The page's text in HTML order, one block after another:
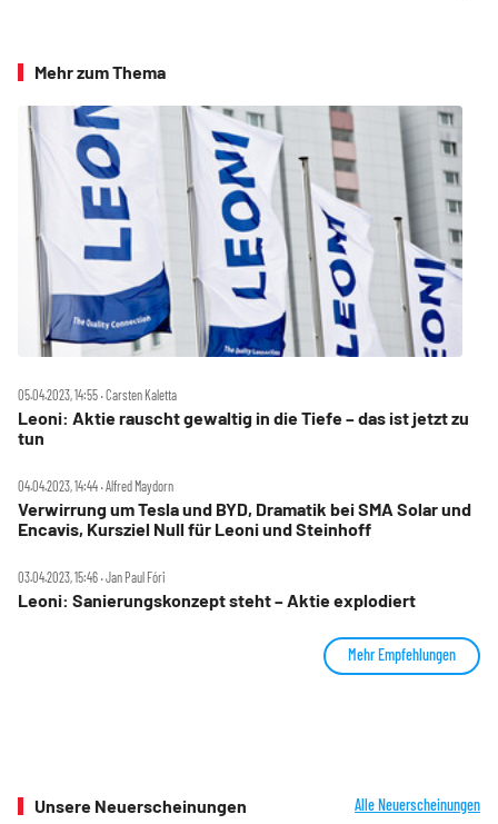
Mehr zum Thema
05.04.2023, 14:55 ‧ Carsten Kaletta
Leoni: Aktie rauscht gewaltig in die Tiefe – das ist jetzt zu
tun
04.04.2023, 14:44 ‧ Alfred Maydorn
Verwirrung um Tesla und BYD, Dramatik bei SMA Solar und
Encavis, Kursziel Null für Leoni und Steinhoff
03.04.2023, 15:46 ‧ Jan Paul Fóri
Leoni: Sanierungskonzept steht – Aktie explodiert
Mehr Empfehlungen
Unsere Neuerscheinungen Alle Neuerscheinungen